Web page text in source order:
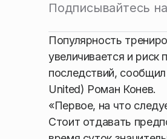
Подписывайтесь
Популярность
увеличивается и риск
последствий,
United) Роман Конев.
«Первое, на что
Стоит отдавать